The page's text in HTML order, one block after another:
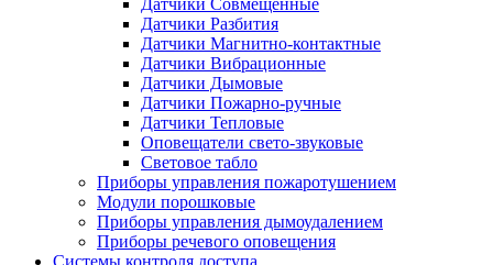
Датчики Разбития
Датчики Магнитно-контактные
Датчики Вибрационные
Датчики Дымовые
Датчики Пожарно-ручные
Датчики Тепловые
Оповещатели свето-звуковые
Световое табло
Приборы управления пожаротушением
Модули порошковые
Приборы управления дымоудалением
Приборы речевого оповещения
Системы контроля доступа